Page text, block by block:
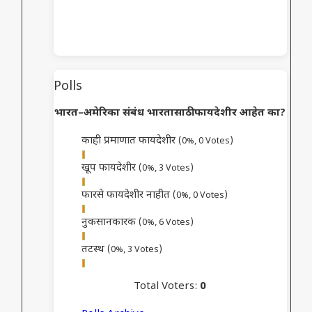
Polls
भारत–अमेरिका संबंध भारतासाठी फायदेशीर आहेत का?
काही प्रमाणात फायदेशीर (0%, 0 Votes)
खूप फायदेशीर (0%, 3 Votes)
फारसे फायदेशीर नाहीत (0%, 0 Votes)
नुकसानकारक (0%, 6 Votes)
तटस्थ (0%, 3 Votes)
Total Voters: 0